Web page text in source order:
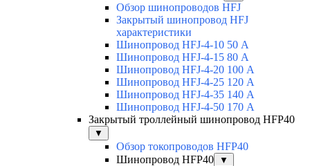
Обзор шинопроводов HFJ
Закрытый шинопровод HFJ
характеристики
Шинопровод HFJ-4-10 50 А
Шинопровод HFJ-4-15 80 А
Шинопровод HFJ-4-20 100 А
Шинопровод HFJ-4-25 120 А
Шинопровод HFJ-4-35 140 А
Шинопровод HFJ-4-50 170 А
Закрытый троллейный шинопровод HFP40
▼
Обзор токопроводов HFP40
Шинопровод HFP40
▼